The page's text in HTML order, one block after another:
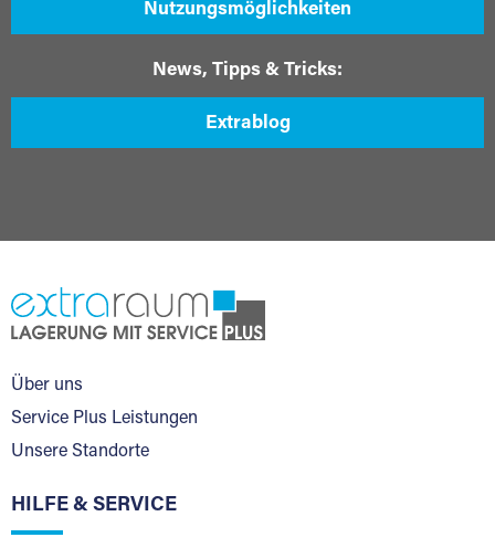
Nutzungsmöglichkeiten
News, Tipps & Tricks:
Extrablog
Über uns
Service Plus Leistungen
Unsere Standorte
HILFE & SERVICE